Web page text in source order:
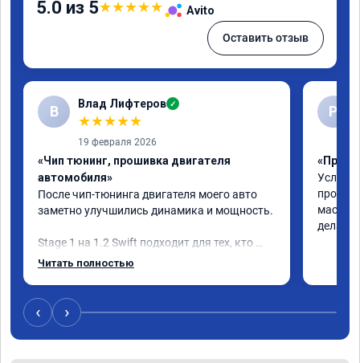
5.0 из 5★★★★★ Avito
Оставить отзыв
В Влад Лифтеров ✓
★★★★★
19 февраля 2026
«Чип тюнинг, прошивка двигателя
автомобиля»
После чип-тюнинга двигателя моего авто
заметно улучшились динамика и мощность.
Stage 1 на 1.2 Swift подходит для тех, кто
хочет улучшить «эластичность» машины в
Машина стала лучше реагировать на
нажатие газа, особенно в диапазоне низких
Читать полностью
Р
Услуга
‹ ›